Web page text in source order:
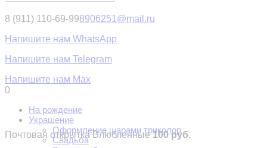
8 (911) 110-69-998906251@mail.ru
Напишите нам WhatsApp
Напишите нам Telegram
Напишите нам Max
0
На рождение
Украшение
Оформление шарами триколор
Свадьба
Почтовая открытка Влюбленные100 руб.